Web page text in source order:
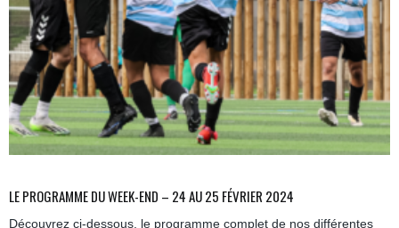
LE PROGRAMME DU WEEK-END – 24 AU 25 FÉVRIER 2024
Découvrez ci-dessous, le programme complet de nos différentes